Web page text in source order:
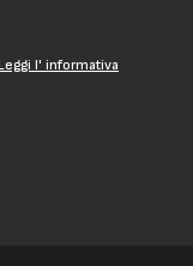
l' informativa